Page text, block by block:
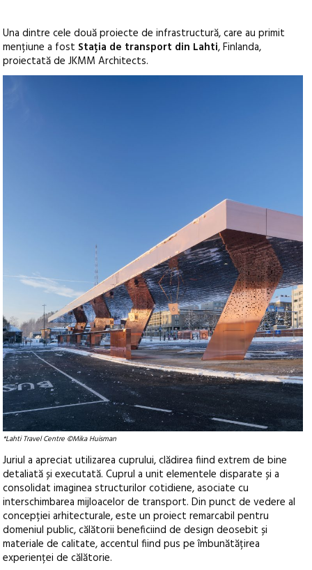
Una dintre cele două proiecte de infrastructură, care au primit
mențiune a fost Stația de transport din Lahti, Finlanda,
proiectată de JKMM Architects.
*Lahti Travel Centre ©Mika Huisman
Juriul a apreciat utilizarea cuprului, clădirea fiind extrem de bine
detaliată și executată. Cuprul a unit elementele disparate și a
consolidat imaginea structurilor cotidiene, asociate cu
interschimbarea mijloacelor de transport. Din punct de vedere al
concepției arhitecturale, este un proiect remarcabil pentru
domeniul public, călătorii beneficiind de design deosebit și
materiale de calitate, accentul fiind pus pe îmbunătățirea
experienței de călătorie.